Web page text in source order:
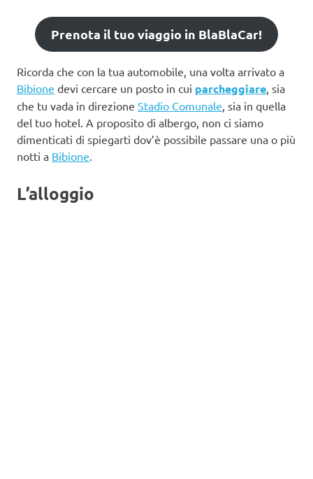
Prenota il tuo viaggio in BlaBlaCar!
Ricorda che con la tua automobile, una volta arrivato a
Bibione devi cercare un posto in cui parcheggiare , sia
che tu vada in direzione Stadio Comunale , sia in quella
del tuo hotel. A proposito di albergo, non ci siamo
dimenticati di spiegarti dov’è possibile passare una o più
notti a Bibione
L’alloggio